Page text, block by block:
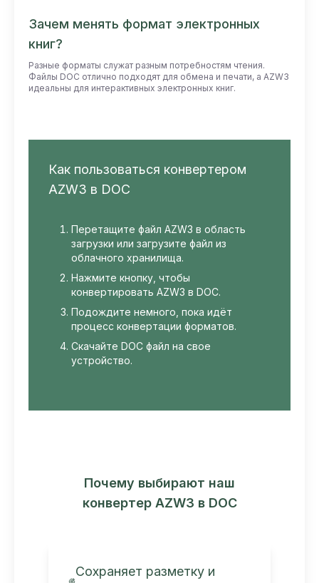
Зачем менять формат электронных
книг?
Разные форматы служат разным потребностям чтения.
Файлы DOC отлично подходят для обмена и печати, а AZW3
идеальны для интерактивных электронных книг.
Как пользоваться конвертером
AZW3 в DOC
Перетащите файл AZW3 в область
загрузки или загрузите файл из
облачного хранилища.
Нажмите кнопку, чтобы
конвертировать AZW3 в DOC.
Подождите немного, пока идёт
процесс конвертации форматов.
Скачайте DOC файл на свое
устройство.
Почему выбирают наш
конвертер AZW3 в DOC
Сохраняет разметку и